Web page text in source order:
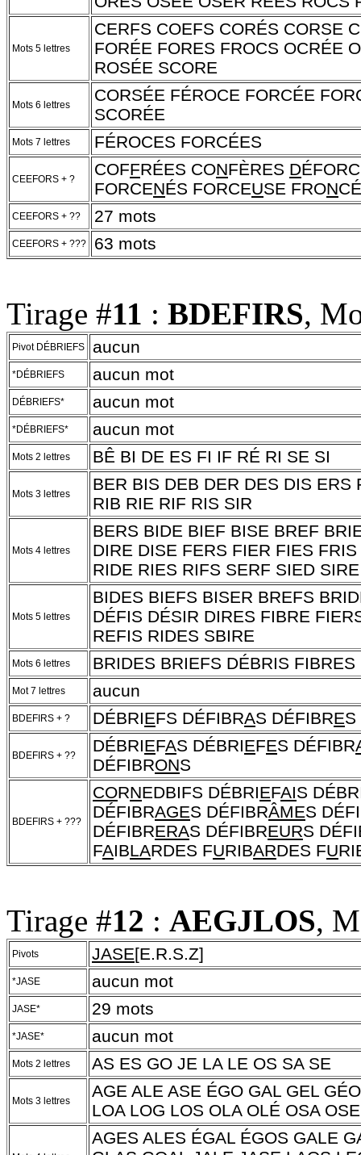
Mots 5 lettres
CERFS COEFS CORÉS CORSE
FORÉE FORES FROCS OCRÉE
ROSÉE SCORE
Mots 6 lettres
CORSÉE FÉROCE FORCÉE
SCORÉE
Mots 7 lettres FÉROCES FORCÉES
CEEFORS + ?
COFFRÉES CONFÈRES D
FORCENÉS FORCEUSE FRON
CEEFORS + ?? 27 mots
CEEFORS + ??? 63 mots
Tirage #11 : BDEFIRS,
Pivot DÉBRIEFS aucun
*DÉBRIEFS aucun mot
DÉBRIEFS* aucun mot
*DÉBRIEFS* aucun mot
Mots 2 lettres BÊ BI DE ES FI IF RÉ RI SE SI
Mots 3 lettres
BER BIS DEB DER DES DIS ERS
RIB RIE RIF RIS SIR
Mots 4 lettres
BERS BIDE BIEF BISE BREF
DIRE DISE FERS FIER FIES
RIDE RIES RIFS SERF SIED SIRE
Mots 5 lettres
BIDES BIEFS BISER BREFS
DÉFIS DÉSIR DIRES FIBRE
REFIS RIDES SBIRE
Mots 6 lettres BRIDES BRIEFS DÉBRIS FIBRES
Mot 7 lettres aucun
BDEFIRS + ? DÉBRIEFS DÉFIBRAS DÉFIBRES
BDEFIRS + ??
DÉBRIEFAS DÉBRIEFES DÉFIBR
DÉFIBRONS
BDEFIRS + ???
CORNEDBIFS DÉBRIEFAIS
DÉFIBRAGES DÉFIBRÂMES
DÉFIBRERAS DÉFIBREURS
FAIBLARDES FURIBARDES FU
Tirage #12 : AEGJLOS,
Pivots JASE[E.R.S.Z]
*JASE aucun mot
JASE* 29 mots
*JASE* aucun mot
Mots 2 lettres AS ES GO JE LA LE OS SA SE
Mots 3 lettres
AGE ALE ASE ÉGO GAL GEL
LOA LOG LOS OLA OLÉ OSA
AGES ALES ÉGAL ÉGOS GALE